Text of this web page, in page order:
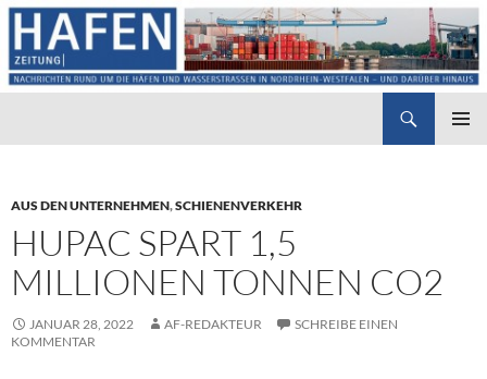
AUS DEN UNTERNEHMEN,SCHIENENVERKEHR
HUPAC SPART 1,5
MILLIONEN TONNEN CO2
JANUAR 28, 2022 AF-REDAKTEUR
SCHREIBE EINEN
KOMMENTAR